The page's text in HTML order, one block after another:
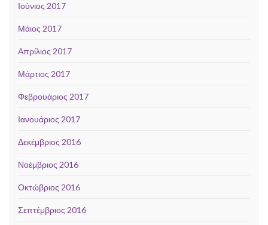
Ιούνιος 2017
Μάιος 2017
Απρίλιος 2017
Μάρτιος 2017
Φεβρουάριος 2017
Ιανουάριος 2017
Δεκέμβριος 2016
Νοέμβριος 2016
Οκτώβριος 2016
Σεπτέμβριος 2016